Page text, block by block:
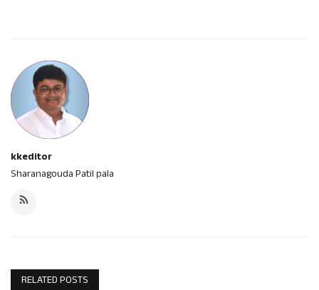
kkeditor
Sharanagouda Patil pala
RELATED POSTS